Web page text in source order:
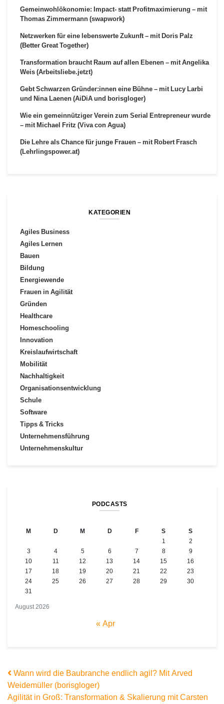
Gemeinwohlökonomie: Impact- statt Profitmaximierung – mit
Thomas Zimmermann (swapwork)
Netzwerken für eine lebenswerte Zukunft – mit Doris Palz
(Better Great Together)
Transformation braucht Raum auf allen Ebenen – mit Angelika
Weis (Arbeitsliebe.jetzt)
Gebt Schwarzen Gründer:innen eine Bühne – mit Lucy Larbi
und Nina Laenen (AiDiA und borisgloger)
Wie ein gemeinnütziger Verein zum Serial Entrepreneur wurde
– mit Michael Fritz (Viva con Agua)
Die Lehre als Chance für junge Frauen – mit Robert Frasch
(Lehrlingspower.at)
KATEGORIEN
Agiles Business
Agiles Lernen
Bauen
Bildung
Energiewende
Frauen in Agilität
Gründen
Healthcare
Homeschooling
Innovation
Kreislaufwirtschaft
Mobilität
Nachhaltigkeit
Organisationsentwicklung
Schule
Software
Tipps & Tricks
Unternehmensführung
Unternehmenskultur
PODCASTS
August 2026
M D M D F S
S
1
2
3
4 5 6 7 8
9
10
11 12 13 14 15
16
17
18 19 20 21 22
23
24
25 26 27 28 29
30
31
« Apr
Beitrags-Navigation
Wann wird die Baubranche endlich agil? Mit Arved
Weidemüller (borisgloger)
Agilität in Groß: Transformation & Skalierung mit Carsten